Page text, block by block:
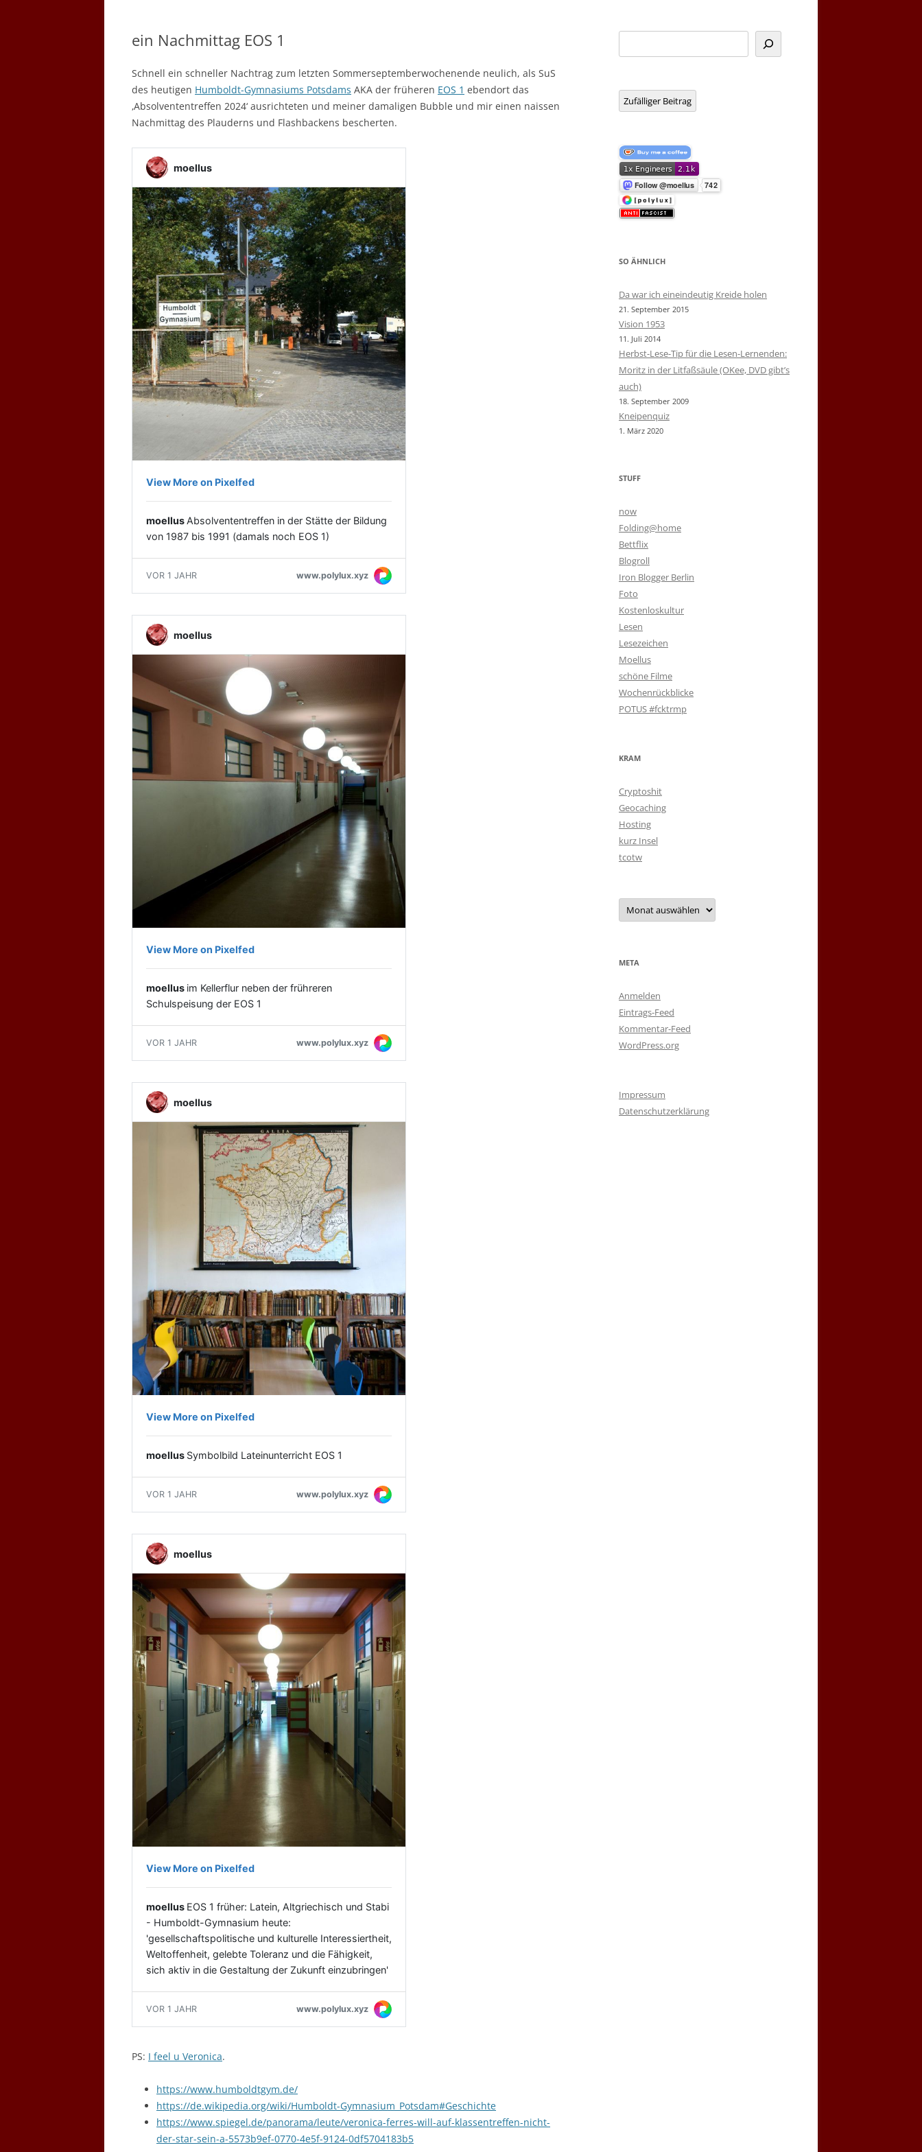
ein Nachmittag EOS 1
Schnell ein schneller Nachtrag zum letzten Sommerseptemberwochenende neulich, als SuS
des heutigen Humboldt-Gymnasiums Potsdams AKA der früheren EOS 1 ebendort das
‚Absolvententreffen 2024‘ ausrichteten und meiner damaligen Bubble und mir einen naissen
Nachmittag des Plauderns und Flashbackens bescherten.
PS: I feel u Veronica.
https://www.humboldtgym.de/
https://de.wikipedia.org/wiki/Humboldt-Gymnasium_Potsdam#Geschichte
https://www.spiegel.de/panorama/leute/veronica-ferres-will-auf-klassentreffen-nicht-
der-star-sein-a-5573b9ef-0770-4e5f-9124-0df5704183b5
Zufälliger Beitrag
SO ÄHNLICH
Da war ich eineindeutig Kreide holen
21. September 2015
Vision 1953
11. Juli 2014
Herbst-Lese-Tip für die Lesen-Lernenden:
Moritz in der Litfaßsäule (OKee, DVD gibt’s
auch)
18. September 2009
Kneipenquiz
1. März 2020
STUFF
now
Folding@home
Bettflix
Blogroll
Iron Blogger Berlin
Foto
Kostenloskultur
Lesen
Lesezeichen
Moellus
schöne Filme
Wochenrückblicke
POTUS #fcktrmp
KRAM
Cryptoshit
Geocaching
Hosting
kurz Insel
tcotw
Archiv
META
Anmelden
Eintrags-Feed
Kommentar-Feed
WordPress.org
Impressum
Datenschutzerklärung